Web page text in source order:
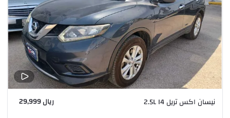
نيسان اكس تريل 2.5L I4 ريال 29,999